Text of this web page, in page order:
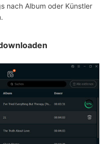
nach Album oder Künstler